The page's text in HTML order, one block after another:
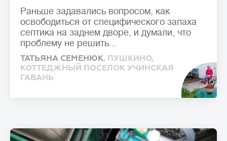
Раньше задавались вопросом, как
освободиться от специфического запаха
септика на заднем дворе, и думали, что
проблему не решить...
ТАТЬЯНА СЕМЕНЮК, ПУШКИНО,
КОТТЕДЖНЫЙ ПОСЕЛОК УЧИНСКАЯ
ГАВАНЬ